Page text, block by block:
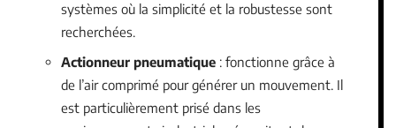
systèmes où la simplicité et la robustesse sont
recherchées.
Actionneur pneumatique : fonctionne grâce à
de l’air comprimé pour générer un mouvement. Il
est particulièrement prisé dans les